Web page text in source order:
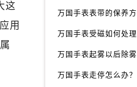
这
用
万国手表受磁如何处理